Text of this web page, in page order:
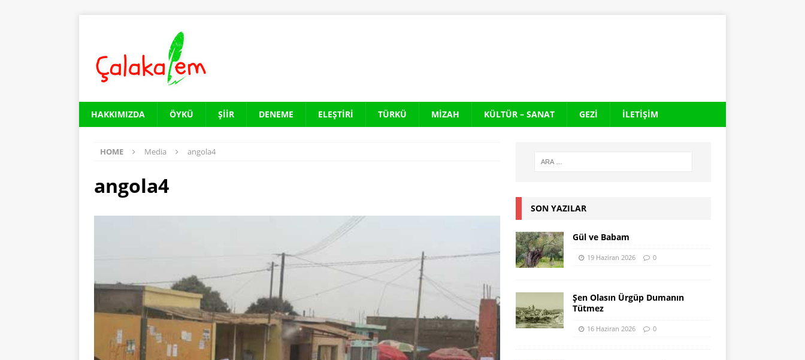
HAKKIMIZDA ÖYKÜ ŞIIR DENEME ELEŞTIRI TÜRKÜ MIZAH KÜLTÜR – SANAT GEZI İLETIŞIM
HOME Media angola4
angola4
SON YAZILAR
Gül ve Babam
19 Haziran 2026 0
Şen Olasın Ürgüp Dumanın
Tütmez
16 Haziran 2026 0